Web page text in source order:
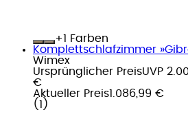
+
Farben
Komplettschlafzimmer
Wimex
Ursprünglicher PreisUVP
€
Aktueller Preis1.086,99 €
( 1 )